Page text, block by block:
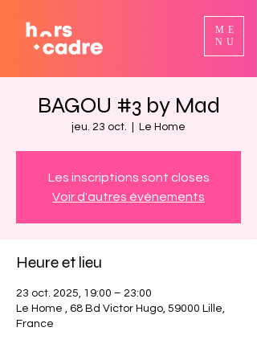
ME
NU
BAGOU #3 by Mad
jeu. 23 oct. Le Home
Les inscriptions sont closes
Voir d'autres événements
Heure et lieu
23 oct. 2025, 19:00 – 23:00
Le Home , 68 Bd Victor Hugo, 59000 Lille,
France